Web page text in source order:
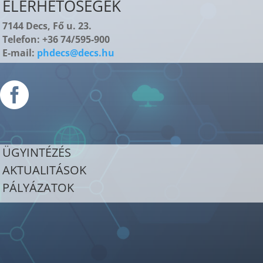
ELÉRHETŐSÉGEK
7144 Decs, Fő u. 23.
Telefon: +36 74/595-900
E-mail: phdecs@decs.hu

ÜGYINTÉZÉS
AKTUALITÁSOK
PÁLYÁZATOK